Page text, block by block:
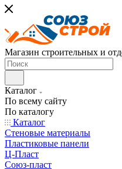
Магазин строительных и
Каталог
По всему сайту
По каталогу
Каталог
Стеновые материалы
Пластиковые панели
Ц-Пласт
Союз-пласт